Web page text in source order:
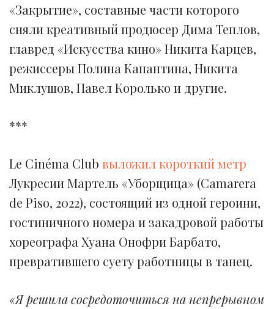
«Закрытие», составные части которого
сняли креативный продюсер Дима Теплов,
главред «Искусства кино» Никита Карцев,
режиссеры Полина Капантина, Никита
Миклушов, Павел Королько и другие.
***
Le Cinéma Club выложил короткий метр
Лукресии Мартель «Уборщица» (Camarera
de Piso, 2022), состоящий из одной героини,
гостиничного номера и закадровой работы
хореографа Хуана Онофри Барбато,
превратившего суету работницы в танец.
«Я решила сосредоточиться на непрерывном